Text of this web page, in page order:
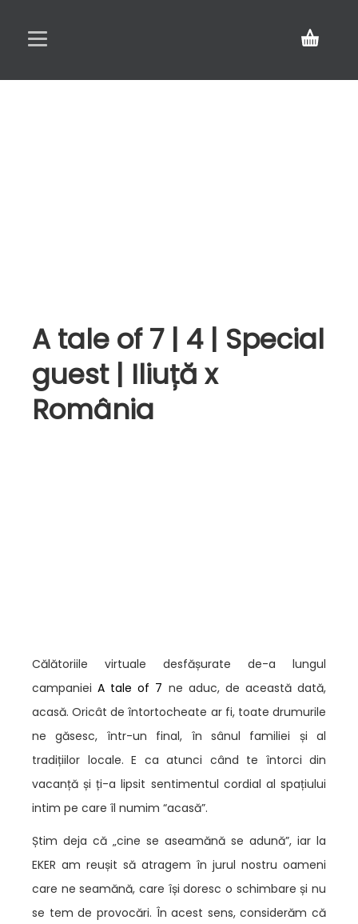
A tale of 7 | 4 | Special
guest | Iliuță x
România
Călătoriile virtuale desfășurate de-a lungul
campanieiA tale of 7 ne aduc, de această dată,
acasă. Oricât de întortocheate ar fi, toate drumurile
ne găsesc, într-un final, în sânul familiei și al
tradițiilor locale. E ca atunci când te întorci din
vacanță și ți-a lipsit sentimentul cordial al spațiului
intim pe care îl numim “acasă”.
Știm deja că „cine se aseamănă se adună”, iar la
EKER am reușit să atragem în jurul nostru oameni
care ne seamănă, care își doresc o schimbare și nu
se tem de provocări. În acest sens, considerăm că